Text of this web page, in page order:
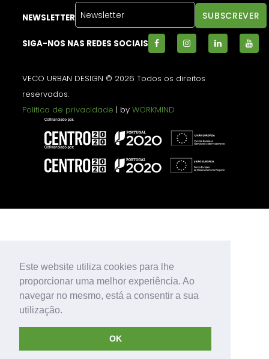
Este website utiliza cookies para lhe
proporcionar uma melhor experiência. Ao
navegar no mesmo, está a consentir a sua
utilização.
OK
NEWSLETTER
SIGA-NOS NAS REDES SOCIAIS
VECO URBAN DESIGN © 2026 Todos os direitos
reservados.
Política de privacidade | byWORKMIND